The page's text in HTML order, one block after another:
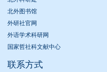
北外图书馆
外研社官网
外语学术科研网
国家哲社科文献中心
联系方式